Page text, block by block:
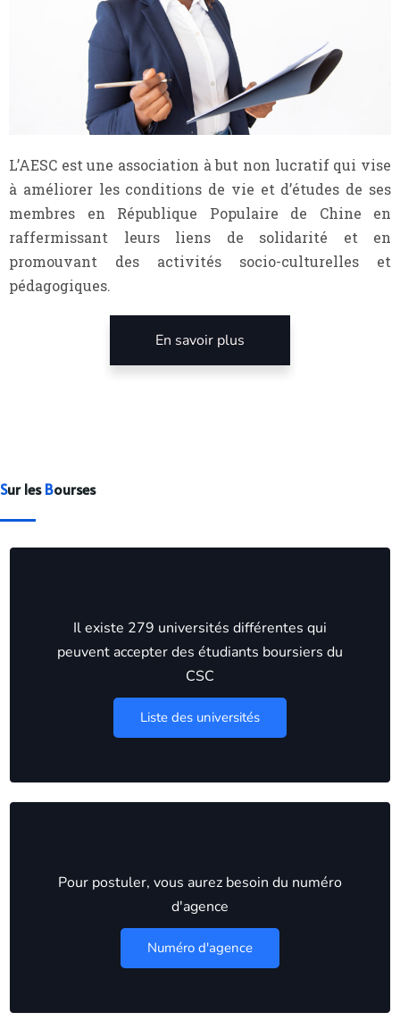
L’AESC est une association à but non lucratif qui vise
à améliorer les conditions de vie et d’études de ses
membres en République Populaire de Chine en
raffermissant leurs liens de solidarité et en
promouvant des activités socio-culturelles et
pédagogiques.
En savoir plus
Sur lesBourses
Il existe 279 universités différentes qui
peuvent accepter des étudiants boursiers du
CSC
Liste des universités
Pour postuler, vous aurez besoin du numéro
d'agence
Numéro d'agence